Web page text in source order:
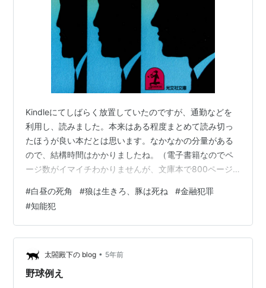
Kindleにてしばらく放置していたのですが、通勤などを
利用し、読みました。本来はある程度まとめて読み切っ
たほうが良い本だとは思います。なかなかの分量がある
ので、結構時間はかかりましたね。（電子書籍なのでペ
ージ数がイマイチわかりませんが、文庫本で800ページ
場人物 あらすじ 感想 目次 恐るべき天才 一生を分で刻む
男 ムッソリーニ作戦 詐欺からのがれるための詐欺 パク
リという詐欺 虚栄の変相 完全犯罪 導入を使う詐欺 ジョ
ーカーを捨てる 八方破れの戦術 三人の女 三日間の報酬
殺人者の笑い 運命の反転 神を恐れざる男 エピローグ 登
場人物 …
#白昼の死角 #狼は生きろ、豚は死ね #金融犯罪
#知能犯
太閤殿下の blog • 5年前
野球例え